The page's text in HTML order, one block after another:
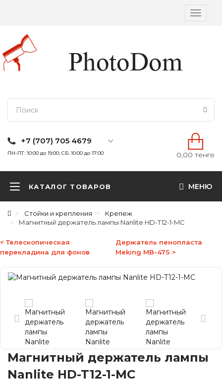
Вкл/
+7 (707) 705 4679
ПН-ПТ: 10:00 до 19:00; СБ: 10:00 до 17:00 0,00 тенге
КАТАЛОГ ТОВАРОВ МЕНЮ
Стойки и крепления
Крепеж
Магнитный держатель лампы Nanlite HD-T12-1-MC
< Телескопическая
перекладина для фонов
Держатель пенопласта
Meking MB-47S >
Магнитный держатель лампы
Nanlite HD-T12-1-MC